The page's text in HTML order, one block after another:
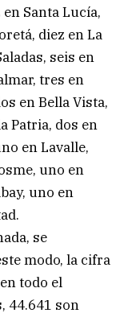
Santa Lucía,
diez en La
seis en
tres en
en Bella Vista,
Patria, dos en
en Lavalle,
uno en
uno en
se
modo, la cifra
todo el
44.641 son